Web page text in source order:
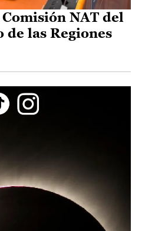
NAT del
de las Regiones